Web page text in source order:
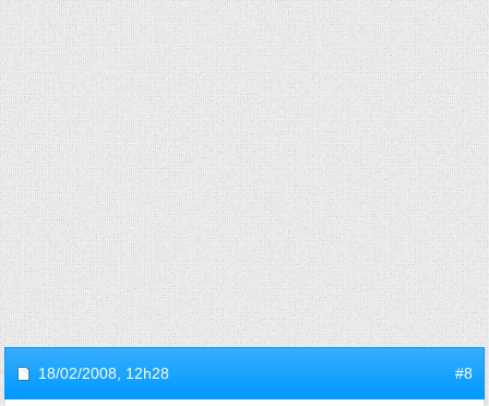
18/02/2008, 12h28 #8